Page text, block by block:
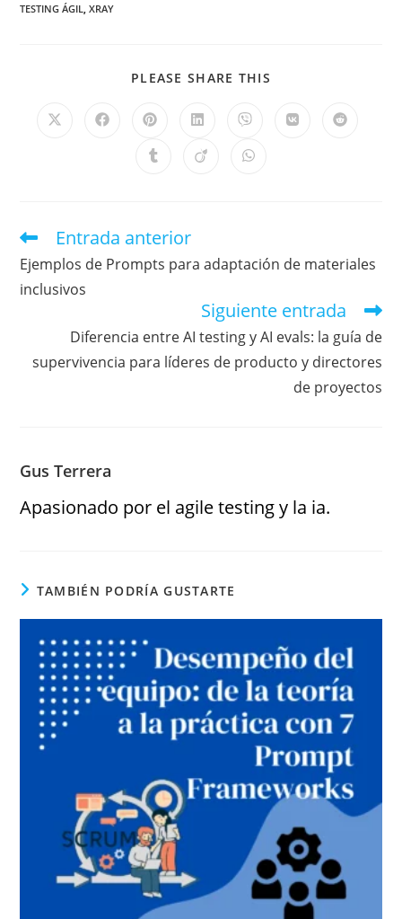
TESTING ÁGIL
XRAY
PLEASE SHARE THIS
Entrada anterior
Ejemplos de Prompts para adaptación de materiales
inclusivos
Siguiente entrada
Diferencia entre AI testing y AI evals: la guía de
supervivencia para líderes de producto y directores
de proyectos
Gus Terrera
Apasionado por el agile testing y la ia.
TAMBIÉN PODRÍA GUSTARTE